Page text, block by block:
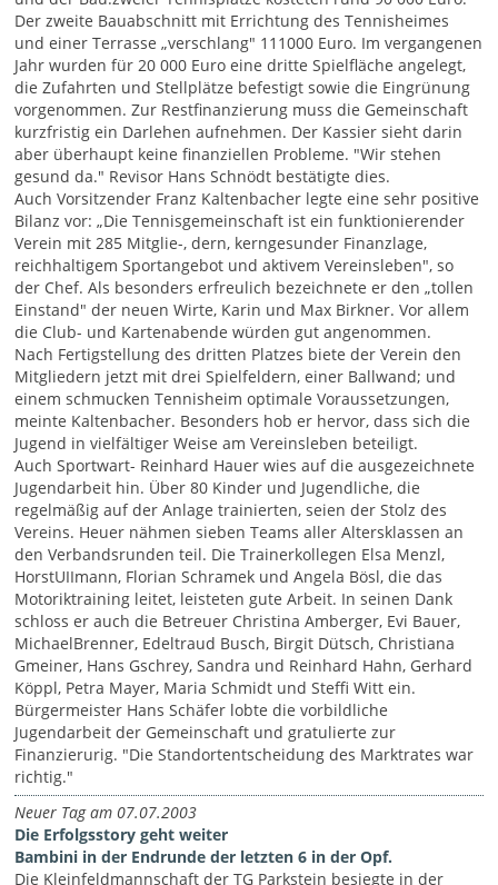
Der zweite Bauabschnitt mit Errichtung des Tennisheimes
und einer Terrasse „verschlang" 111000 Euro. Im vergangenen
Jahr wurden für 20 000 Euro eine dritte Spielfläche angelegt,
die Zufahrten und Stellplätze befestigt sowie die Eingrünung
vorgenommen. Zur Restfinanzierung muss die Gemeinschaft
kurzfristig ein Darlehen aufnehmen. Der Kassier sieht darin
aber überhaupt keine finanziellen Probleme. "Wir stehen
gesund da." Revisor Hans Schnödt bestätigte dies.
Auch Vorsitzender Franz Kaltenbacher legte eine sehr positive
Bilanz vor: „Die Tennisgemeinschaft ist ein funktionierender
Verein mit 285 Mitglie-, dern, kerngesunder Finanzlage,
reichhaltigem Sportangebot und aktivem Vereinsleben", so
der Chef. Als besonders erfreulich bezeichnete er den „tollen
Einstand" der neuen Wirte, Karin und Max Birkner. Vor allem
die Club- und Kartenabende würden gut angenommen.
Nach Fertigstellung des dritten Platzes biete der Verein den
Mitgliedern jetzt mit drei Spielfeldern, einer Ballwand; und
einem schmucken Tennisheim optimale Voraussetzungen,
meinte Kaltenbacher. Besonders hob er hervor, dass sich die
Jugend in vielfältiger Weise am Vereinsleben beteiligt.
Auch Sportwart- Reinhard Hauer wies auf die ausgezeichnete
Jugendarbeit hin. Über 80 Kinder und Jugendliche, die
regelmäßig auf der Anlage trainierten, seien der Stolz des
Vereins. Heuer nähmen sieben Teams aller Altersklassen an
den Verbandsrunden teil. Die Trainerkollegen Elsa Menzl,
HorstUIImann, Florian Schramek und Angela Bösl, die das
Motoriktraining leitet, leisteten gute Arbeit. In seinen Dank
schloss er auch die Betreuer Christina Amberger, Evi Bauer,
MichaelBrenner, Edeltraud Busch, Birgit Dütsch, Christiana
Gmeiner, Hans Gschrey, Sandra und Reinhard Hahn, Gerhard
Köppl, Petra Mayer, Maria Schmidt und Steffi Witt ein.
Bürgermeister Hans Schäfer lobte die vorbildliche
Jugendarbeit der Gemeinschaft und gratulierte zur
Finanzierurig. "Die Standortentscheidung des Marktrates war
richtig."
Neuer Tag am 07.07.2003
Die Erfolgsstory geht weiter
Bambini in der Endrunde der letzten 6 in der Opf.
Die Kleinfeldmannschaft der TG Parkstein besiegte in der